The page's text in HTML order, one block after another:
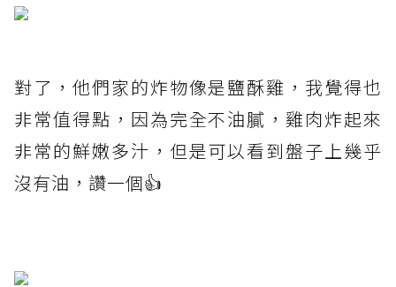
對了，他們家的炸物像是鹽酥雞，我覺得也
非常值得點，因為完全不油膩，雞肉炸起來
非常的鮮嫩多汁，但是可以看到盤子上幾乎
沒有油，讚一個👍